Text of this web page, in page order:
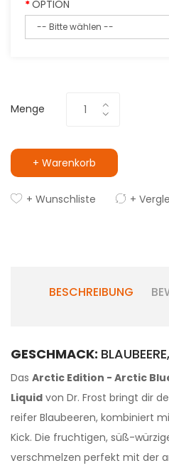
OPTION
Menge
+ Warenkorb
+ Wunschliste +
BESCHREIBUNG
GESCHMACK:
Das Arctic Edition - Arctic
Liquid von Dr. Frost bringt dir
reifer Blaubeeren, kombiniert
Kick. Die fruchtigen, süß-
verschmelzen perfekt mit der